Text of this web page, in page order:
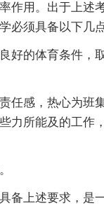
作用。出于上述
必须具备以下几
好的体育条件，
任感，热心为班
力所能及的工作
备上述要求，是